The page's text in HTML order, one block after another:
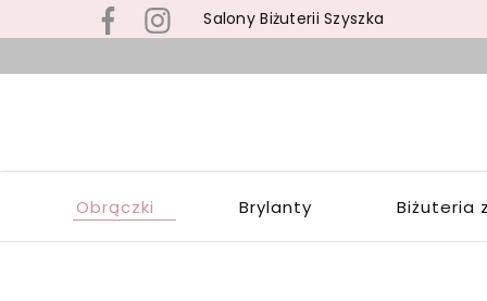
Salony Biżuterii Szyszka
Obrączki Brylanty Biżuteria